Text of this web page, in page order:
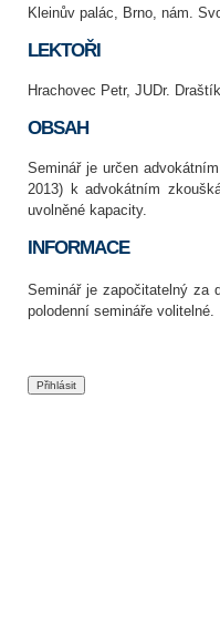
Kleinův palác, Brno, nám.
LEKTOŘI
Hrachovec Petr, JUDr.
OBSAH
Seminář je určen
2013) k advokátním
uvolněné kapacity.
INFORMACE
Seminář je započitatelný za
polodenní semináře volitelné.